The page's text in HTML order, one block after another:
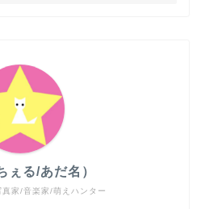
家/音楽家/萌えハンター
ぇる/あだ名）